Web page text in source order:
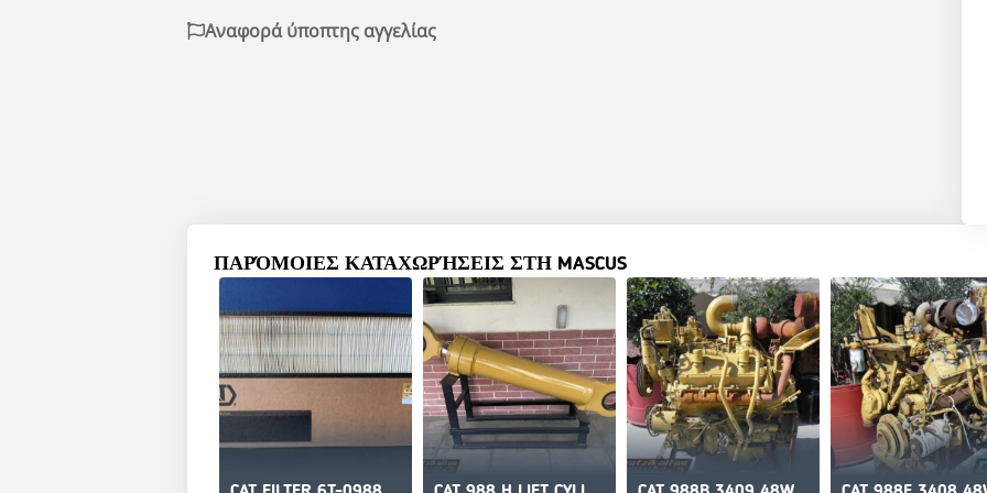
Αναφορά ύποπτης αγγελίας
ΠΑΡΌΜΟΙΕΣ ΚΑΤΑΧΩΡΉΣΕΙΣ ΣΤΗ MASCUS